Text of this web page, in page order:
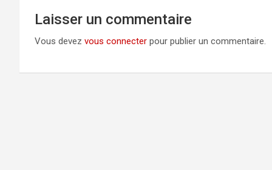
Laisser un commentaire
Vous devez vous connecter pour publier un commentaire.